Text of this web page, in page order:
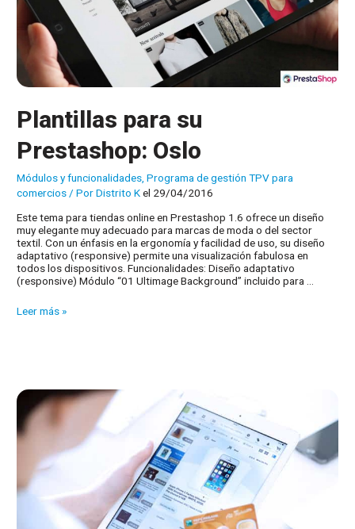
Plantillas para su
Prestashop: Oslo
Módulos y funcionalidades ,Programa de gestión TPV para
comercios / PorDistrito Kel 29/04/2016
Este tema para tiendas online en Prestashop 1.6 ofrece un diseño
muy elegante muy adecuado para marcas de moda o del sector
textil. Con un énfasis en la ergonomía y facilidad de uso, su diseño
adaptativo (responsive) permite una visualización fabulosa en
todos los dispositivos. Funcionalidades: Diseño adaptativo
(responsive) Módulo “01 Ultimage Background” incluido para …
Plantillas
Leer más »